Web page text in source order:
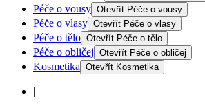
Péče o vousy Otevřít Péče o vousy
Péče o vlasy Otevřít Péče o vlasy
Péče o tělo Otevřít Péče o tělo
Péče o obličej Otevřít Péče o obličej
Kosmetika Otevřít Kosmetika
|